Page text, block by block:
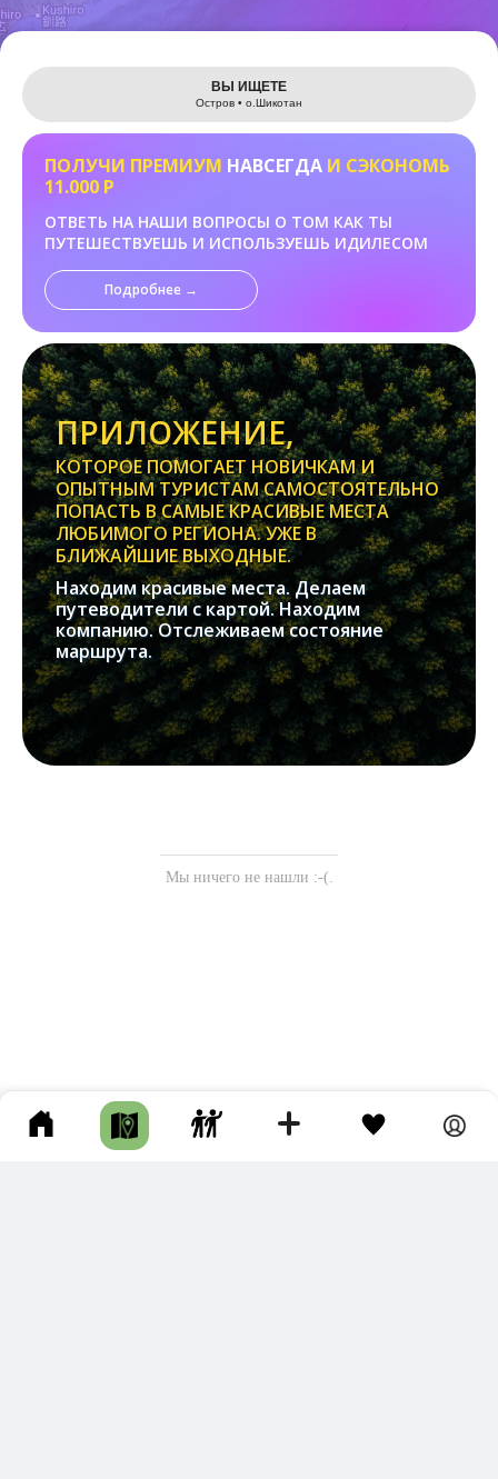
Leaflet
ВЫ ИЩЕТЕ
Остров • о.Шикотан
ПОЛУЧИ ПРЕМИУМ НАВСЕГДА И СЭКОНОМЬ
11.000 Р
ОТВЕТЬ НА НАШИ ВОПРОСЫ О ТОМ КАК ТЫ
ПУТЕШЕСТВУЕШЬ И ИСПОЛЬЗУЕШЬ ИДИЛЕСОМ
Подробнее →
ПРИЛОЖЕНИЕ,
КОТОРОЕ ПОМОГАЕТ НОВИЧКАМ И
ОПЫТНЫМ ТУРИСТАМ САМОСТОЯТЕЛЬНО
ПОПАСТЬ В САМЫЕ КРАСИВЫЕ МЕСТА
ЛЮБИМОГО РЕГИОНА. УЖЕ В
БЛИЖАЙШИЕ ВЫХОДНЫЕ.
Находим красивые места. Делаем
путеводители с картой. Находим
компанию. Отслеживаем состояние
маршрута.
Мы ничего не нашли :-(.